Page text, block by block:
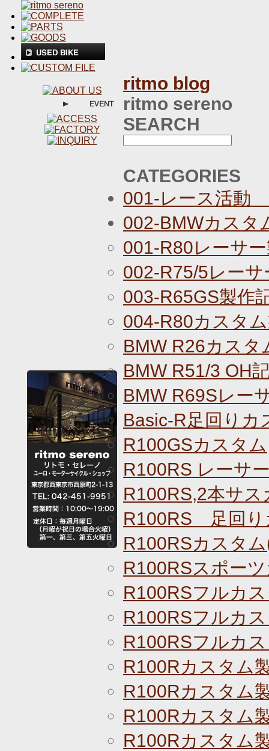
ritmo blog
ritmo sereno
SEARCH
CATEGORIES
001-レース活動
002-BMWカスタ
001-R80レーサ
002-R75/5レーサ
003-R65GS製作
004-R80カスタ
BMW R26カスタ
BMW R51/3 OH
BMW R69Sレー
Basic-R足回りカ
R100GSカスタム
R100RS レーサ
R100RS,2本サス
R100RS 足回り
R100RSカスタ
R100RSスポー
R100RSフルカ
R100RSフルカ
R100RSフルカ
R100Rカスタム
R100Rカスタム
R100Rカスタム
R100Rカスタム